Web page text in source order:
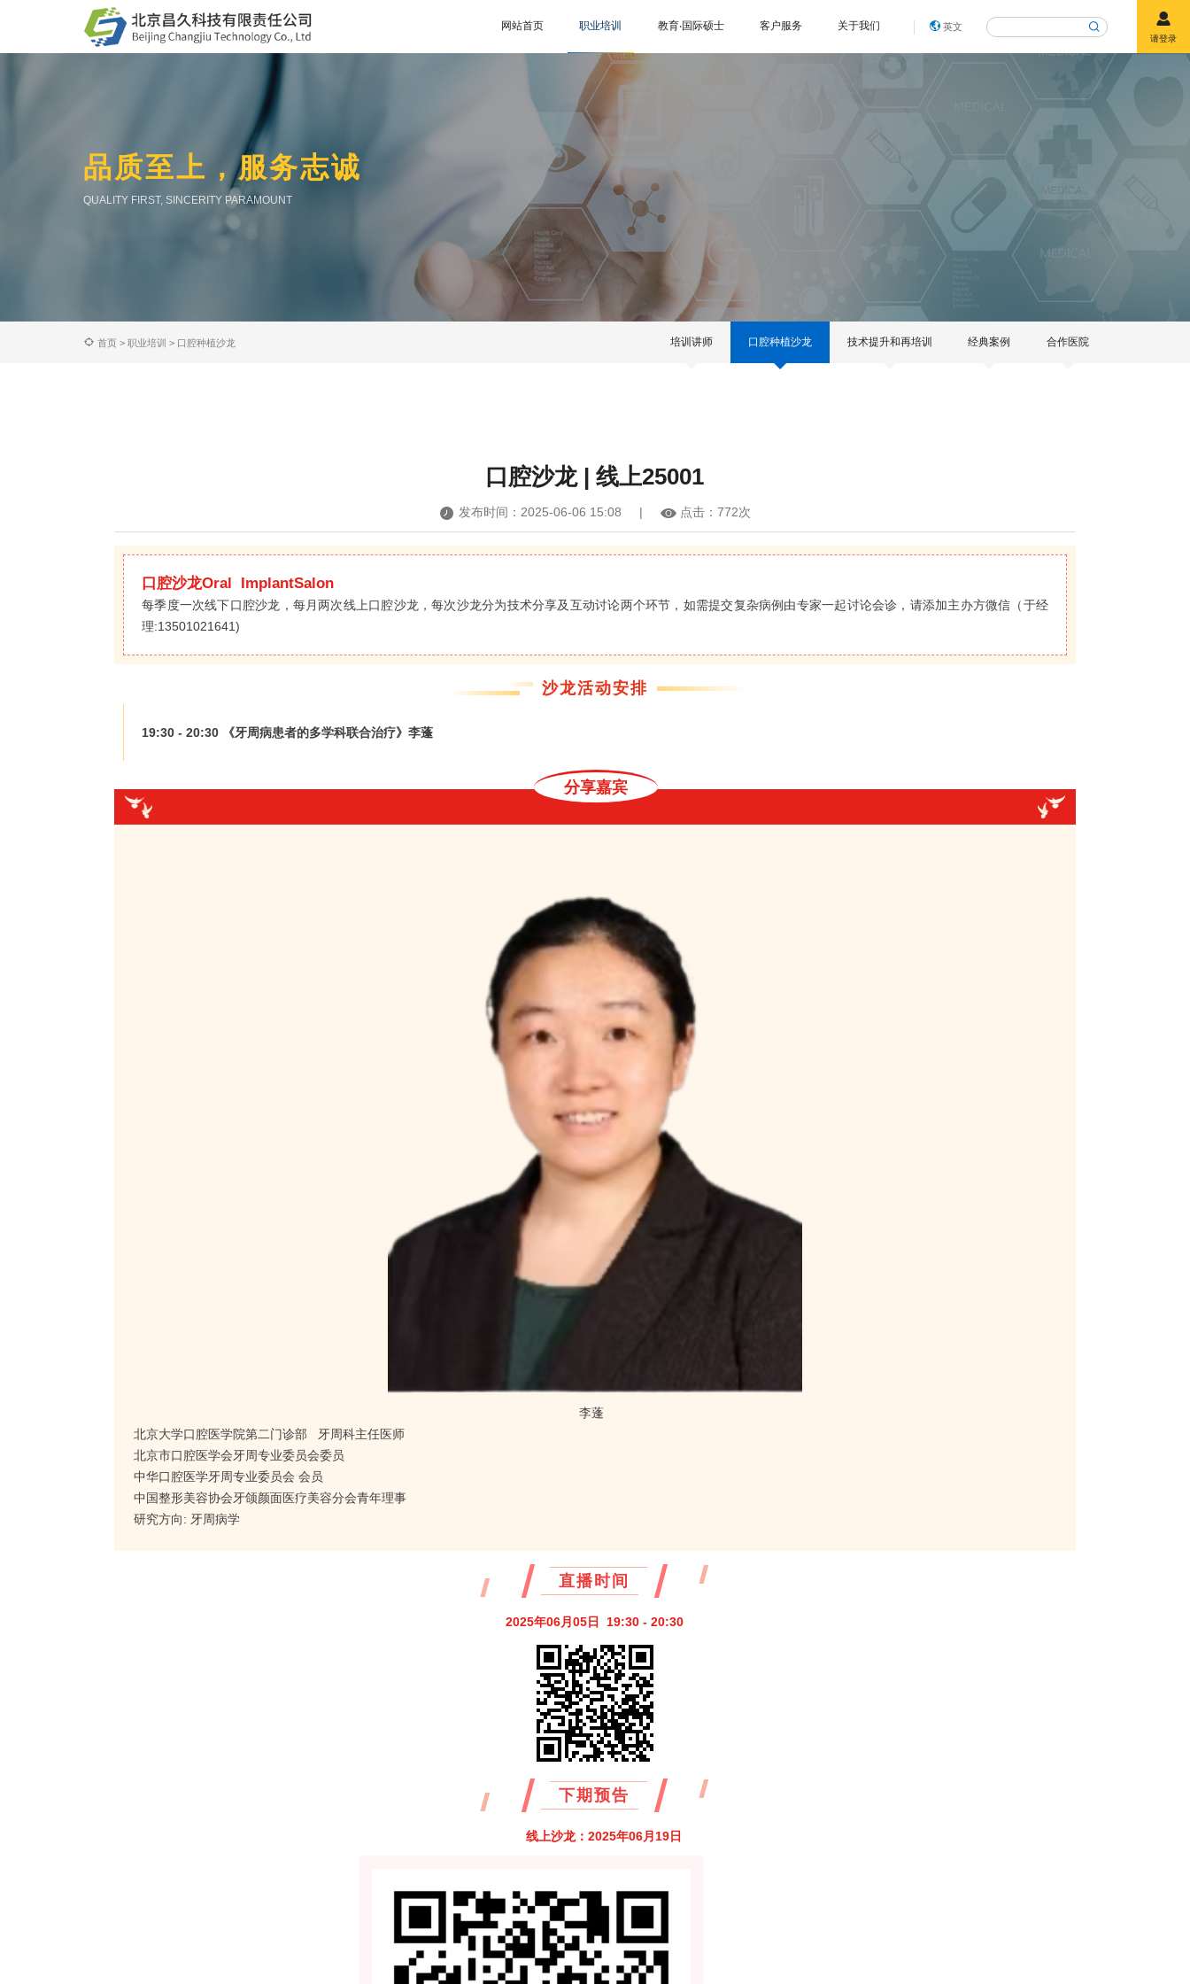
英文
网站首页 职业培训 教育‧国际硕士 客户服务 关于我们
请登录
品质至上，服务志诚
QUALITY FIRST, SINCERITY PARAMOUNT
首页 >职业培训 > 口腔种植沙龙 培训讲师 口腔种植沙龙 技术提升和再培训 经典案例 合作医院
口腔沙龙 | 线上25001
发布时间：2025-06-06 15:08 | 点击： 772次
口腔沙龙Oral ImplantSalon
每季度一次线下口腔沙龙，每月两次线上口腔沙龙，每次沙龙分为技术分享及互动讨论两个环节，如需提交复杂病例由专家一起讨论会诊，请添加主办方微信（于经
理:13501021641)
沙龙活动安排
19:30 - 20:30 《牙周病患者的多学科联合治疗》李蓬
分享嘉宾
李蓬
北京大学口腔医学院第二门诊部 牙周科主任医师
北京市口腔医学会牙周专业委员会委员
中华口腔医学牙周专业委员会 会员
中国整形美容协会牙颌颜面医疗美容分会青年理事
研究方向: 牙周病学
直播时间
2025年06月05日 19:30 - 20:30
下期预告
线上沙龙：2025年06月19日